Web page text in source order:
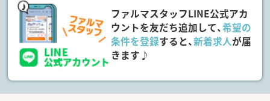
ファルマスタッフLINE公式アカ
ウントを友だち追加して、希望の
条件を登録すると、新着求人が届
きます♪